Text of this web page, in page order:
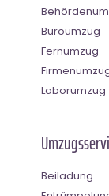
Büroumzug
Fernumzug
Laborumzug
Beiladung